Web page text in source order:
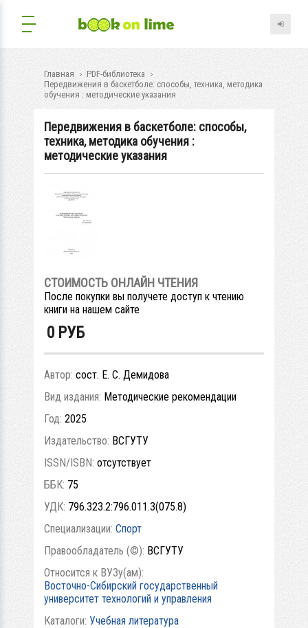
Главная
PDF-библиотека
Передвижения в баскетболе: способы, техника, методика
обучения : методические указания
Передвижения в баскетболе: способы,
техника, методика обучения :
методические указания
СТОИМОСТЬ ОНЛАЙН ЧТЕНИЯ
После покупки вы получете доступ к чтению
книги на нашем сайте
0 РУБ
Автор: сост. Е. С. Демидова
Вид издания: Методические рекомендации
Год: 2025
Издательство: ВСГУТУ
ISSN/ISBN: отсутствует
ББК: 75
УДК: 796.323.2:796.011.3(075.8)
Специализации: Спорт
Правообладатель (©): ВСГУТУ
Относится к ВУЗу(ам):
Восточно-Сибирский государственный
университет технологий и управления
Каталоги: Учебная литература